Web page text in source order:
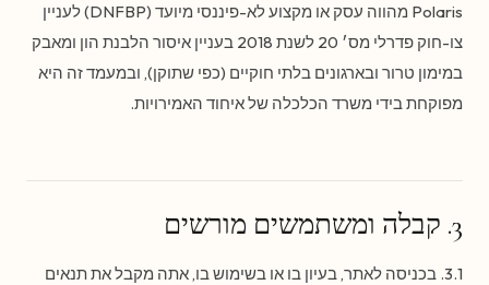
Polaris מהווה עסק או מקצוע לא-פיננסי מיועד (DNFBP) לעניין
צו-חוק פדרלי מס׳ 20 לשנת 2018 בעניין איסור הלבנת הון ומאבק
במימון טרור ובארגונים בלתי חוקיים (כפי שתוקן), ובמעמד זה היא
מפוקחת בידי משרד הכלכלה של איחוד האמירויות.
3. קבלה ומשתמשים מורשים
3.1. בכניסה לאתר, בעיון בו או בשימוש בו, אתה מקבל את תנאים